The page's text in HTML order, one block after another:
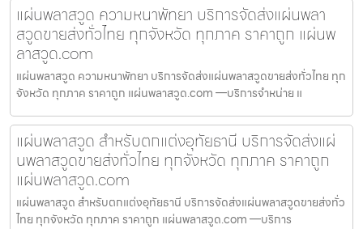
แผ่นพลาสวูด ความหนาพัทยา บริการจัดส่งแผ่นพลา
สวูดขายส่งทั่วไทย ทุกจังหวัด ทุกภาค ราคาถูก แผ่นพ
ลาสวูด.com
แผ่นพลาสวูด ความหนาพัทยา บริการจัดส่งแผ่นพลาสวูดขายส่งทั่วไทย ทุก
จังหวัด ทุกภาค ราคาถูก แผ่นพลาสวูด.com —บริการจำหน่าย แ
แผ่นพลาสวูด สำหรับตกแต่งอุทัยธานี บริการจัดส่งแผ่
นพลาสวูดขายส่งทั่วไทย ทุกจังหวัด ทุกภาค ราคาถูก
แผ่นพลาสวูด.com
แผ่นพลาสวูด สำหรับตกแต่งอุทัยธานี บริการจัดส่งแผ่นพลาสวูดขายส่งทั่ว
ไทย ทุกจังหวัด ทุกภาค ราคาถูก แผ่นพลาสวูด.com —บริการ